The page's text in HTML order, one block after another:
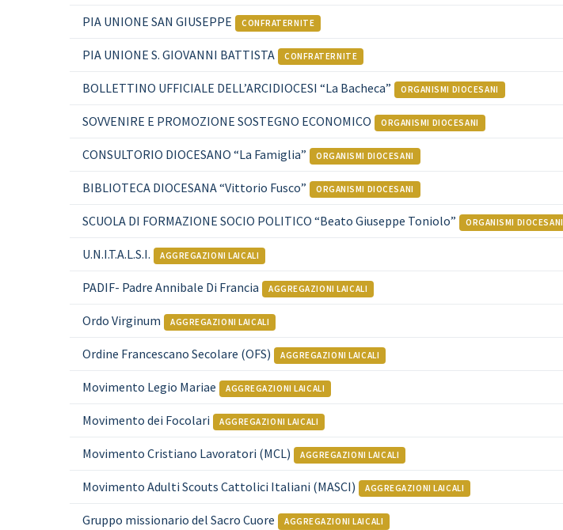
PIA UNIONE SAN GIUSEPPE CONFRATERNITE
PIA UNIONE S. GIOVANNI BATTISTA CONFRATERNITE
BOLLETTINO UFFICIALE DELL’ARCIDIOCESI “La Bacheca” ORGANISMI DIOCESANI
SOVVENIRE E PROMOZIONE SOSTEGNO ECONOMICO ORGANISMI DIOCESANI
CONSULTORIO DIOCESANO “La Famiglia” ORGANISMI DIOCESANI
BIBLIOTECA DIOCESANA “Vittorio Fusco” ORGANISMI DIOCESANI
SCUOLA DI FORMAZIONE SOCIO POLITICO “Beato Giuseppe Toniolo” ORGANISMI DIOCESANI
U.N.I.T.A.L.S.I. AGGREGAZIONI LAICALI
PADIF- Padre Annibale Di Francia AGGREGAZIONI LAICALI
Ordo Virginum AGGREGAZIONI LAICALI
Ordine Francescano Secolare (OFS) AGGREGAZIONI LAICALI
Movimento Legio Mariae AGGREGAZIONI LAICALI
Movimento dei Focolari AGGREGAZIONI LAICALI
Movimento Cristiano Lavoratori (MCL) AGGREGAZIONI LAICALI
Movimento Adulti Scouts Cattolici Italiani (MASCI) AGGREGAZIONI LAICALI
Gruppo missionario del Sacro Cuore AGGREGAZIONI LAICALI